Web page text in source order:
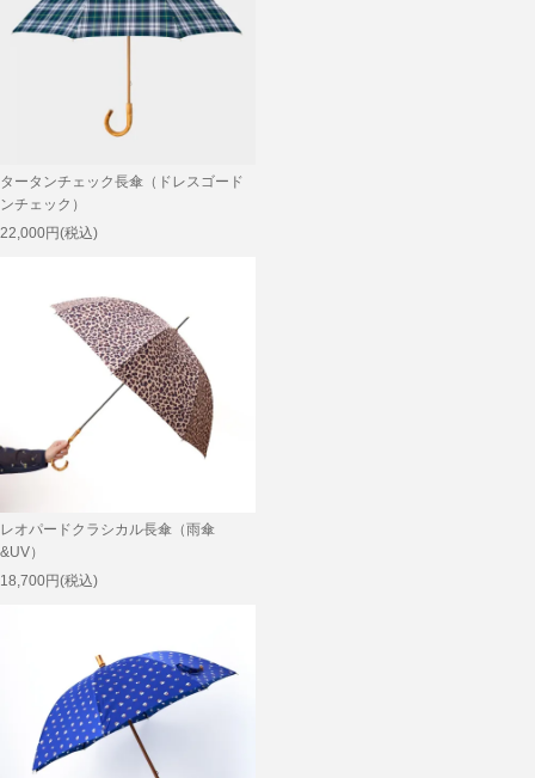
タータンチェック長傘（ドレスゴード
ンチェック）
22,000円(税込)
レオパードクラシカル長傘（雨傘
&UV）
18,700円(税込)